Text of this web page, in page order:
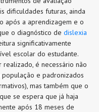
dificuldades futuras, ainda
após a aprendizagem e o
o diagnóstico de dislexia
significativamente
escolar do estudante.
realizado, é necessário não
e padronizados
mas também que o
se espera que já haja
após 18 meses de